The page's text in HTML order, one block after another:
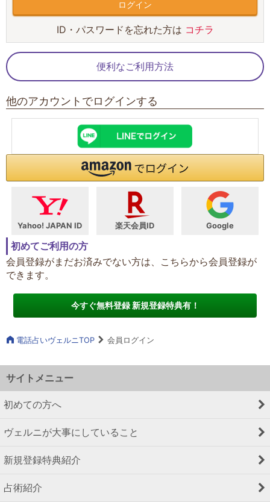
ID・パスワードを忘れた方は コチラ
便利なご利用方法
他のアカウントでログインする
Yahoo! JAPAN ID 楽天会員ID Google
初めてご利用の方
会員登録がまだお済みでない方は、こちらから会員登録が
できます。
今すぐ無料登録 新規登録特典有！
電話占いヴェルニTOP 会員ログイン
サイトメニュー
初めての方へ
ヴェルニが大事にしていること
新規登録特典紹介
占術紹介